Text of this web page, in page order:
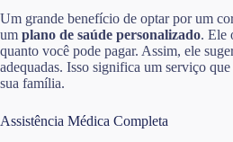
Um grande benefício de optar por um
um plano de saúde personalizado. Ele
quanto você pode pagar. Assim, ele
adequadas. Isso significa um serviço
sua família.
Assistência Médica Completa